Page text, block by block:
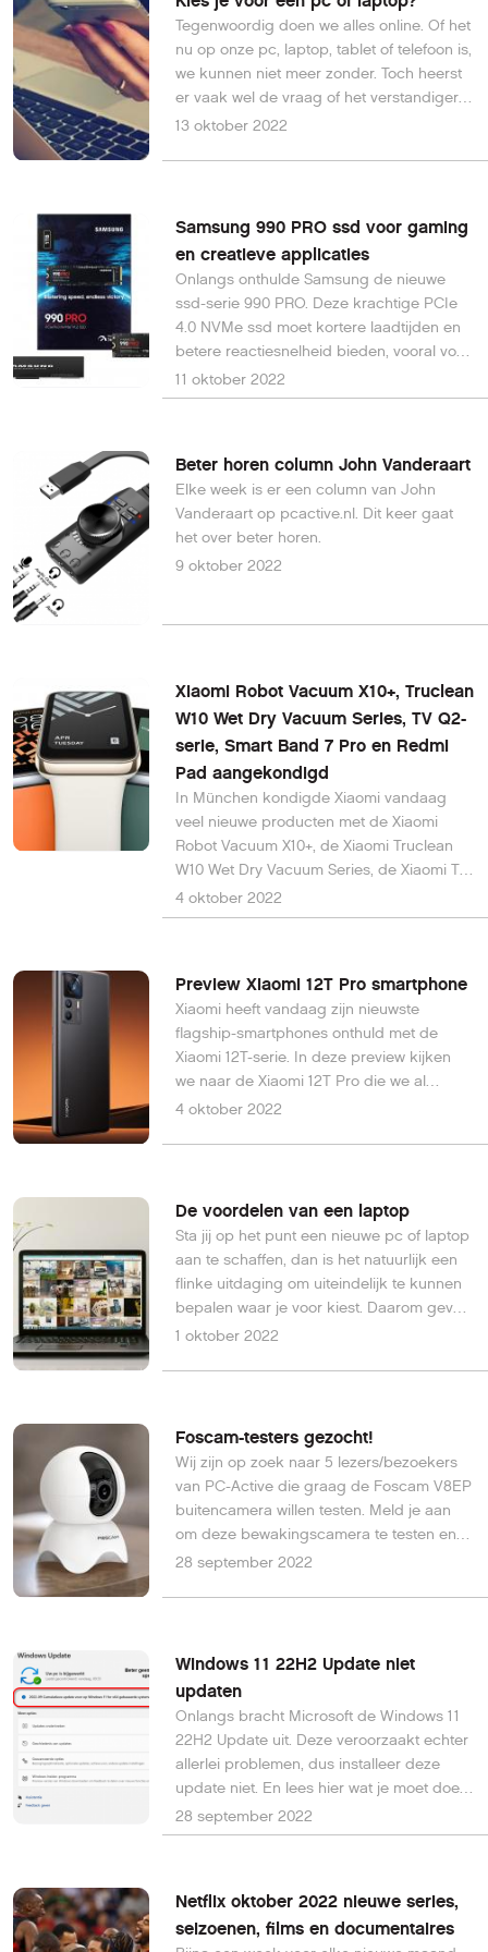
Tegenwoordig doen we alles online. Of het
nu op onze pc, laptop, tablet of telefoon is,
we kunnen niet meer zonder. Toch heerst
er vaak wel de vraag of het verstandiger is
om een pc te kopen of een laptop. Lees
13 oktober 2022
Samsung 990 PRO ssd voor gaming
en creatieve applicaties
Onlangs onthulde Samsung de nieuwe
ssd-serie 990 PRO. Deze krachtige PCIe
4.0 NVMe ssd moet kortere laadtijden en
betere reactiesnelheid bieden, vooral voor
gaming en andere intensieve taken als
3D-rendering en 4K-videobewerking.
11 oktober 2022
Beter horen column John Vanderaart
Elke week is er een column van John
Vanderaart op pcactive.nl. Dit keer gaat
het over beter horen.
9 oktober 2022
Xiaomi Robot Vacuum X10+, Truclean
W10 Wet Dry Vacuum Series, TV Q2-
serie, Smart Band 7 Pro en Redmi
Pad aangekondigd
In München kondigde Xiaomi vandaag
veel nieuwe producten met de Xiaomi
Robot Vacuum X10+, de Xiaomi Truclean
W10 Wet Dry Vacuum Series, de Xiaomi TV
Q2-serie, de Xiaomi Smart Band 7 Pro en
de Redmi Pad.
4 oktober 2022
Preview Xiaomi 12T Pro smartphone
Xiaomi heeft vandaag zijn nieuwste
flagship-smartphones onthuld met de
Xiaomi 12T-serie. In deze preview kijken
we naar de Xiaomi 12T Pro die we al
opgestuurd kregen.
4 oktober 2022
De voordelen van een laptop
Sta jij op het punt een nieuwe pc of laptop
aan te schaffen, dan is het natuurlijk een
flinke uitdaging om uiteindelijk te kunnen
bepalen waar je voor kiest. Daarom geven
we je in dit artikel een aantal voordelen die
1 oktober 2022
Foscam-testers gezocht!
Wij zijn op zoek naar 5 lezers/bezoekers
van PC-Active die graag de Foscam V8EP
buitencamera willen testen. Meld je aan
om deze bewakingscamera te testen en
na afloop mag je hem houden.
28 september 2022
Windows 11 22H2 Update niet
updaten
Onlangs bracht Microsoft de Windows 11
22H2 Update uit. Deze veroorzaakt echter
allerlei problemen, dus installeer deze
update niet. En lees hier wat je moet doen
als je hem wel hebt geïnstalleerd.
28 september 2022
Netflix oktober 2022 nieuwe series,
seizoenen, films en documentaires